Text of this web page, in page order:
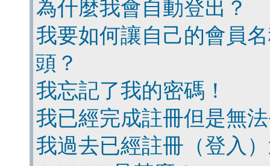
為什麼我會自動登出？
我要如何讓自己的會員
頭？
我忘記了我的密碼！
我已經完成註冊但是無
我過去已經註冊（登入